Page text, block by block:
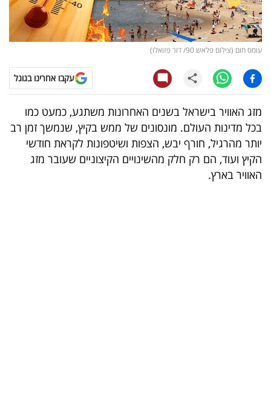
עסקית
קריפטו
ויראלי
טלוויזיה
עסקי
ספורט
קריירה
עומס חום (צילום פלאש 90/ דור פזואלו)
עקבו אחרינו בגוגל
מזג האוויר בישראל בשנים האחרונות משתגע, כמעט כמו
בכל מדינות העולם. מונסונים של ממש בקיץ, שנמשך זמן רב
יותר מהרגיל, חורף יבש, הצפות ושיטפונות לקראת חודשי
הקיץ ועוד, הם רק חלק מהשינויים הקיצוניים שעובר מזג
האוויר בארץ.